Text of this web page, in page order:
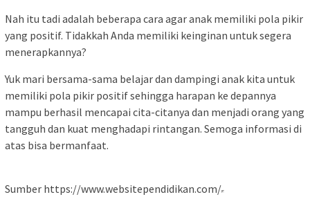
Nah itu tadi adalah beberapa cara agar anak memiliki pola pikir
yang positif. Tidakkah Anda memiliki keinginan untuk segera
menerapkannya?
Yuk mari bersama-sama belajar dan dampingi anak kita untuk
memiliki pola pikir positif sehingga harapan ke depannya
mampu berhasil mencapai cita-citanya dan menjadi orang yang
tangguh dan kuat menghadapi rintangan. Semoga informasi di
atas bisa bermanfaat.
Sumber https://www.websitependidikan.com/